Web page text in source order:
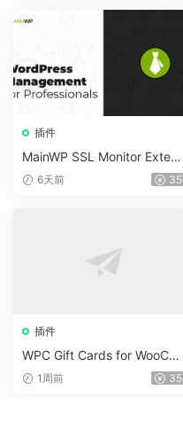
插件
MainWP SSL Monitor Extens
ion v5.2
6天前 35
插件
WPC Gift Cards for WooCo
mmerce (Premium) v1.0.2
1周前 35